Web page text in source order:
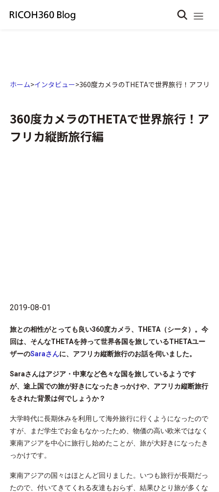
ホーム>インタビュー>360度カメラのTHETAで世界旅行！アフリカ
360度カメラのTHETAで世界旅行！ア
フリカ縦断旅行編
2019-08-01
旅との相性がとっても良い360度カメラ、THETA（シータ）。今
回は、そんなTHETAを持って世界各国を旅しているTHETAユー
ザーのSaraさんに、アフリカ縦断旅行のお話を伺いました。
Saraさんはアジア・中東など色々な国を旅しているようです
が、途上国での旅が好きになったきっかけや、アフリカ縦断旅行
をされた背景は何でしょうか？
大学時代に長期休みを利用して海外旅行に行くようになったので
すが、まだ学生でお金もなかったため、物価の高い欧米ではなく
東南アジアを中心に旅行し始めたことが、旅が大好きになったき
っかけです。
東南アジアの国々はほとんど回りました。いつも旅行が長期だっ
たので、付いてきてくれる友達もおらず、結果ひとり旅が多くな